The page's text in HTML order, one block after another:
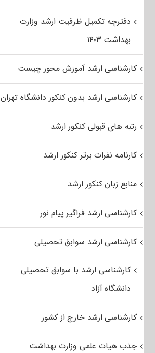
دفترچه تکمیل ظرفیت ارشد وزارت
بهداشت ۱۴۰۳
کارشناسی ارشد آموزش محور چیست
کارشناسی ارشد بدون کنکور دانشگاه تهران
رتبه های قبولی کنکور ارشد
کارنامه نفرات برتر کنکور ارشد
منابع زبان کنکور ارشد
کارشناسی ارشد فراگیر پیام نور
کارشناسی ارشد سوابق تحصیلی
کارشناسی ارشد با سوابق تحصیلی
دانشگاه آزاد
کارشناسی ارشد خارج از کشور
جذب هیات علمی وزارت بهداشت